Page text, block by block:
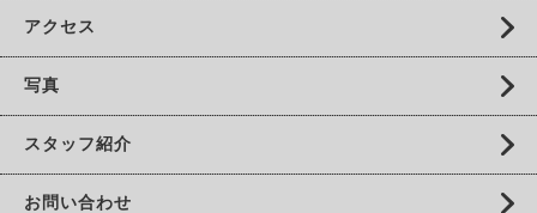
アクセス
写真
スタッフ紹介
お問い合わせ